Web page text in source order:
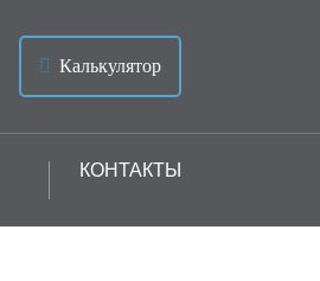
Калькулятор
КОНТАКТЫ